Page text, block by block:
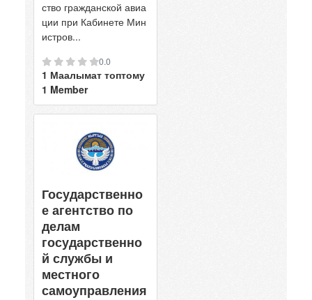
ство гражданской авиа
ции при Кабинете Мин
истров...
0.0
1 Маалымат топтому
1 Member
Государственно
е агентство по
делам
государственно
й службы и
местного
самоуправления